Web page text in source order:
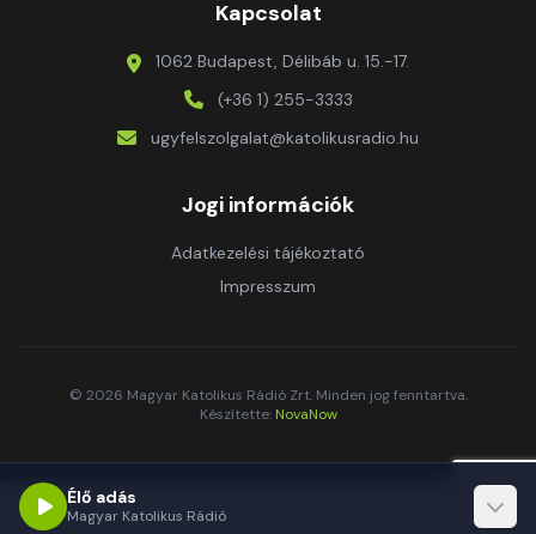
Kapcsolat
1062 Budapest, Délibáb u. 15.-17.
(+36 1) 255-3333
ugyfelszolgalat@katolikusradio.hu
Jogi információk
Adatkezelési tájékoztató
Impresszum
© 2026 Magyar Katolikus Rádió Zrt. Minden jog fenntartva.
Készítette: NovaNow
Élő adás
Magyar Katolikus Rádió